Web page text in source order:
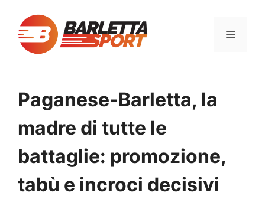
contenuto
MENU
Paganese-Barletta, la
madre di tutte le
battaglie: promozione,
tabù e incroci decisivi